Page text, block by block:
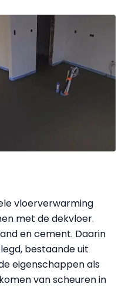
vloerverwarming
met de dekvloer.
en cement. Daarin
bestaande uit
eigenschappen als
van scheuren in